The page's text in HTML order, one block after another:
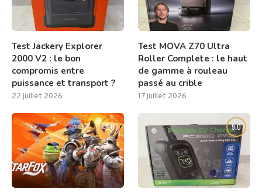
Test Jackery Explorer
2000 V2 : le bon
compromis entre
puissance et transport ?
22 juillet 2026
Test MOVA Z70 Ultra
Roller Complete : le haut
de gamme à rouleau
passé au crible
17 juillet 2026
8.0 9.0